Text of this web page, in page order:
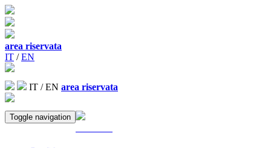
area riservata
IT /EN
IT /EN area riservata
Toggle navigation